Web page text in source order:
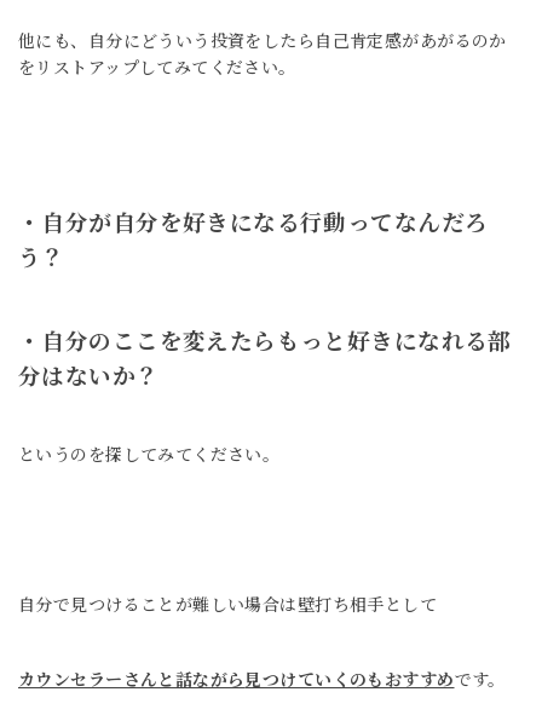
他にも、 自分にどういう投資をしたら 自己肯定感があがるのか
を リストアップしてみてください。
・自分が自分を好きになる行動ってなんだろ
う？
・自分のここを変えたらもっと好きになれる部
分はないか？
というのを探してみてください。
自分で見つけることが難しい場合は壁打ち相手として
カウンセラーさんと話ながら 見つけていくのもおすすめです。